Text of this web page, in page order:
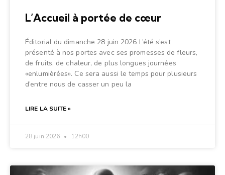
L’Accueil à portée de cœur
Éditorial du dimanche 28 juin 2026 L’été s’est
présenté à nos portes avec ses promesses de fleurs,
de fruits, de chaleur, de plus longues journées
«enlumièrées». Ce sera aussi le temps pour plusieurs
d’entre nous de casser un peu la
LIRE LA SUITE »
28 juin 2026 12h00